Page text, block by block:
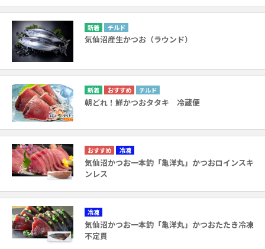
チルド
気仙沼産生かつお（ラウンド）
チルド
朝どれ！鮮かつおタタキ 冷蔵便
冷凍
気仙沼かつお一本釣「亀洋丸」かつおロインスキ
ンレス
冷凍
気仙沼かつお一本釣「亀洋丸」かつおたたき冷凍
不定貫